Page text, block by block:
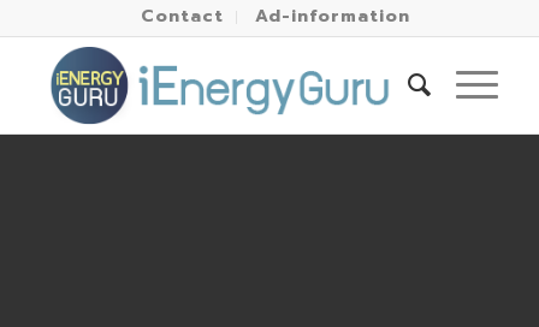
Contact Ad-information